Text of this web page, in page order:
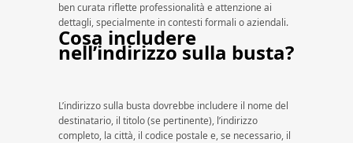
ben curata riflette professionalità e attenzione ai
dettagli, specialmente in contesti formali o aziendali.
Cosa includere
nell’indirizzo sulla busta?
L’indirizzo sulla busta dovrebbe includere il nome del
destinatario, il titolo (se pertinente), l’indirizzo
completo, la città, il codice postale e, se necessario, il